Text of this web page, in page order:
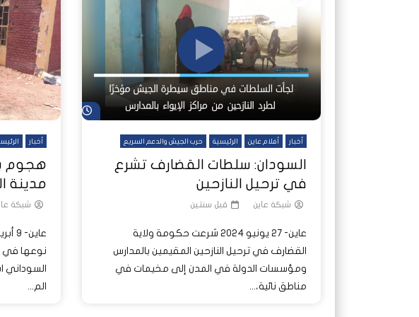
شاهد لاحقاً
عملتان وتطبيق مصرفي واحد.. كيف
تشظى النظام المصرفي في حرب
السودان؟
تصدر الدول العربية.. كيف
ديون السودان إلى ذروتها؟
شاهد لاحقاً
عملتان وتطبيق مصرفي واحد.. كيف
تشظى النظام المصرفي في حرب
السودان؟
هجمات المسيرات تضع ملايين
على خطوط النار والجوع
شاهد لاحقاً
أخبار أفلام عاين الرئيسية حرب الجيش والدعم السريع
السودان: سلطات القضارف تشرع
في ترحيل النازحين
شبكة عاين قبل سنتين
عاين- 27 يونيو 2024 شرعت حكومة ولاية
القضارف في ترحيل النازحين المقيمين بالمدارس
ومؤسسات الدولة في المدن إلى مخيمات في
مناطق نائية،...
أخبار
هجوم
مدينة
شبكة
نوعها في
السوداني
الم...